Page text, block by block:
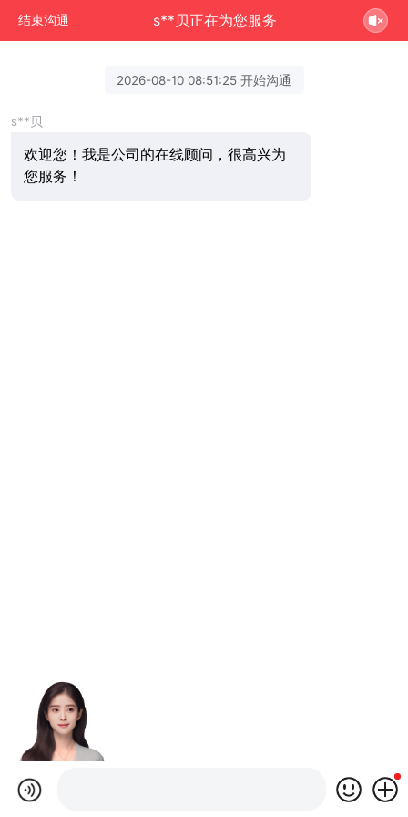
结束沟通 s**贝正在为您服务
2026-08-10 08:51:25 开始沟通
s**贝
欢迎您！我是公司的在线顾问，很高兴为
您服务！